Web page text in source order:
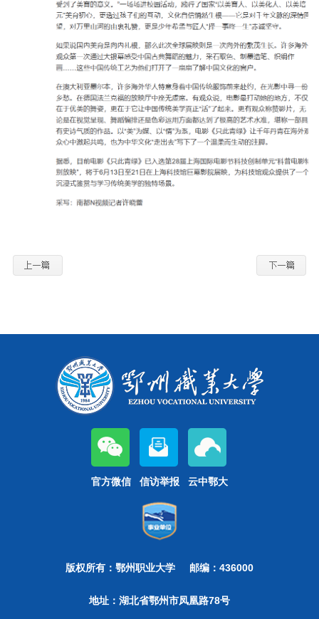
官方微信 信访举报 云中鄂大
版权所有：鄂州职业大学 邮编：436000
地址：湖北省鄂州市凤凰路78号